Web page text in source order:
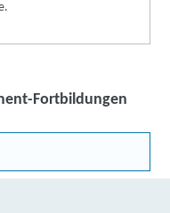
Fortbildungen